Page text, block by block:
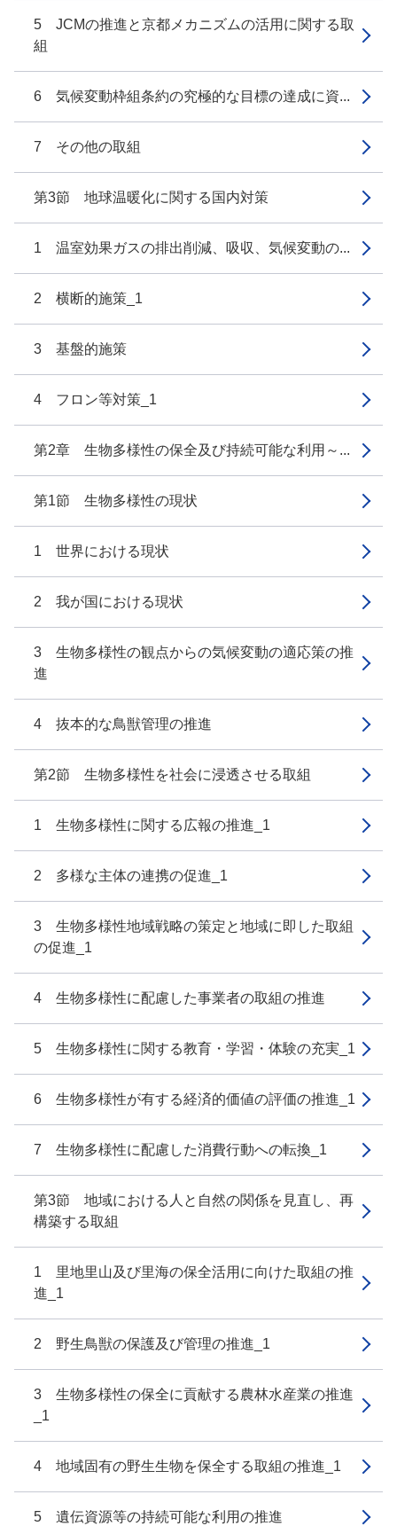
5 JCMの推進と京都メカニズムの活用に関する取
組
6 気候変動枠組条約の究極的な目標の達成に資...
7 その他の取組
第3節 地球温暖化に関する国内対策
1 温室効果ガスの排出削減、吸収、気候変動の...
2 横断的施策_1
3 基盤的施策
4 フロン等対策_1
第2章 生物多様性の保全及び持続可能な利用～...
第1節 生物多様性の現状
1 世界における現状
2 我が国における現状
3 生物多様性の観点からの気候変動の適応策の推
進
4 抜本的な鳥獣管理の推進
第2節 生物多様性を社会に浸透させる取組
1 生物多様性に関する広報の推進_1
2 多様な主体の連携の促進_1
3 生物多様性地域戦略の策定と地域に即した取組
の促進_1
4 生物多様性に配慮した事業者の取組の推進
5 生物多様性に関する教育・学習・体験の充実_1
6 生物多様性が有する経済的価値の評価の推進_1
7 生物多様性に配慮した消費行動への転換_1
第3節 地域における人と自然の関係を見直し、再
構築する取組
1 里地里山及び里海の保全活用に向けた取組の推
進_1
2 野生鳥獣の保護及び管理の推進_1
3 生物多様性の保全に貢献する農林水産業の推進
_1
4 地域固有の野生生物を保全する取組の推進_1
5 遺伝資源等の持続可能な利用の推進